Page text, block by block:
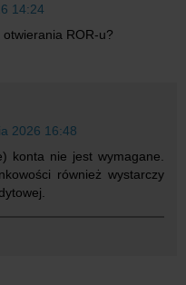
14:24
ROR-u?
2026 16:48
konta nie jest wymagane.
również wystarczy